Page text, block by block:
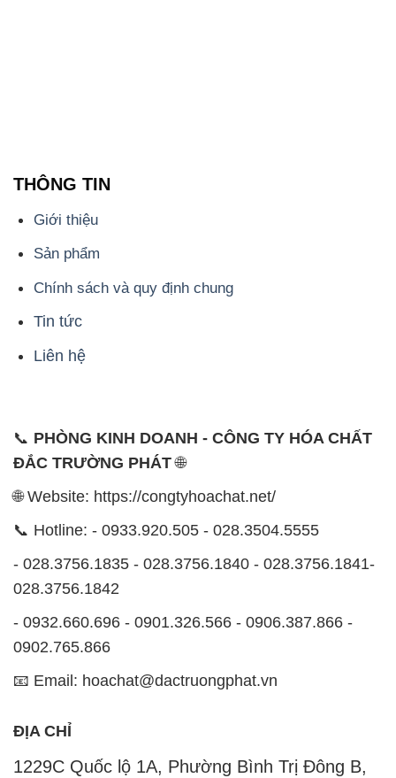
THÔNG TIN
Giới thiệu
Sản phẩm
Chính sách và quy định chung
Tin tức
Liên hệ
📞 PHÒNG KINH DOANH - CÔNG TY HÓA CHẤT
ĐẮC TRƯỜNG PHÁT🌐
🌐 Website: https://congtyhoachat.net/
📞 Hotline: - 0933.920.505 - 028.3504.5555
- 028.3756.1835 - 028.3756.1840 - 028.3756.1841-
028.3756.1842
- 0932.660.696 - 0901.326.566 - 0906.387.866 -
0902.765.866
📧 Email: hoachat@dactruongphat.vn
ĐỊA CHỈ
1229C Quốc lộ 1A, Phường Bình Trị Đông B,